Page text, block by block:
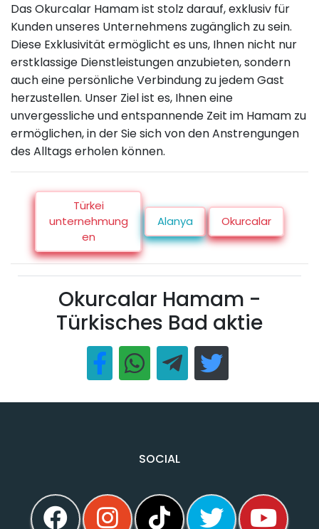
Das Okurcalar Hamam ist stolz darauf, exklusiv für
Kunden unseres Unternehmens zugänglich zu sein.
Diese Exklusivität ermöglicht es uns, Ihnen nicht nur
erstklassige Dienstleistungen anzubieten, sondern
auch eine persönliche Verbindung zu jedem Gast
herzustellen. Unser Ziel ist es, Ihnen eine
unvergessliche und entspannende Zeit im Hamam zu
ermöglichen, in der Sie sich von den Anstrengungen
des Alltags erholen können.
Türkei
unternehmung
en
Alanya Okurcalar
Okurcalar Hamam -
Türkisches Bad aktie
SOCIAL